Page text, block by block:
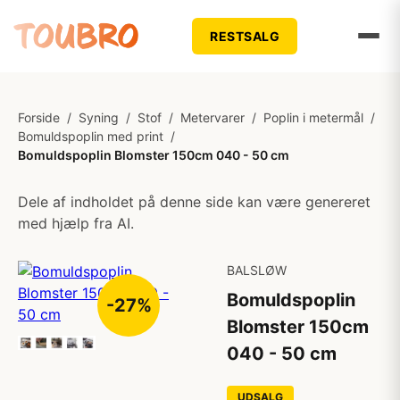
RESTSALG
Forside / Syning / Stof / Metervarer / Poplin i metermål /
Bomuldspoplin med print /
Bomuldspoplin Blomster 150cm 040 - 50 cm
Dele af indholdet på denne side kan være genereret
med hjælp fra AI.
-27%
BALSLØW
Bomuldspoplin
Blomster 150cm
040 - 50 cm
UDSALG